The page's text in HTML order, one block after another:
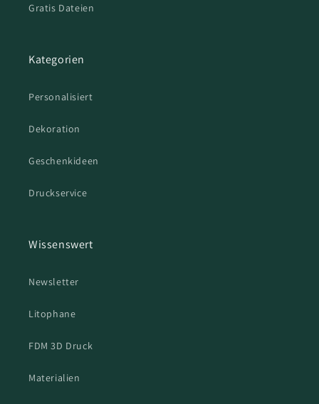
Gratis Dateien
Kategorien
Personalisiert
Dekoration
Geschenkideen
Druckservice
Wissenswert
Newsletter
Litophane
FDM 3D Druck
Materialien